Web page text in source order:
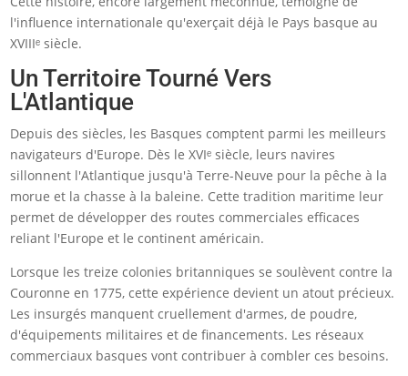
l'influence internationale qu'exerçait déjà le Pays basque au
XVIIIᵉ siècle.
Un Territoire Tourné Vers
L'Atlantique
Depuis des siècles, les Basques comptent parmi les meilleurs
navigateurs d'Europe. Dès le XVIᵉ siècle, leurs navires
sillonnent l'Atlantique jusqu'à Terre-Neuve pour la pêche à la
morue et la chasse à la baleine. Cette tradition maritime leur
permet de développer des routes commerciales efficaces
reliant l'Europe et le continent américain.
Lorsque les treize colonies britanniques se soulèvent contre la
Couronne en 1775, cette expérience devient un atout précieux.
Les insurgés manquent cruellement d'armes, de poudre,
d'équipements militaires et de financements. Les réseaux
commerciaux basques vont contribuer à combler ces besoins.